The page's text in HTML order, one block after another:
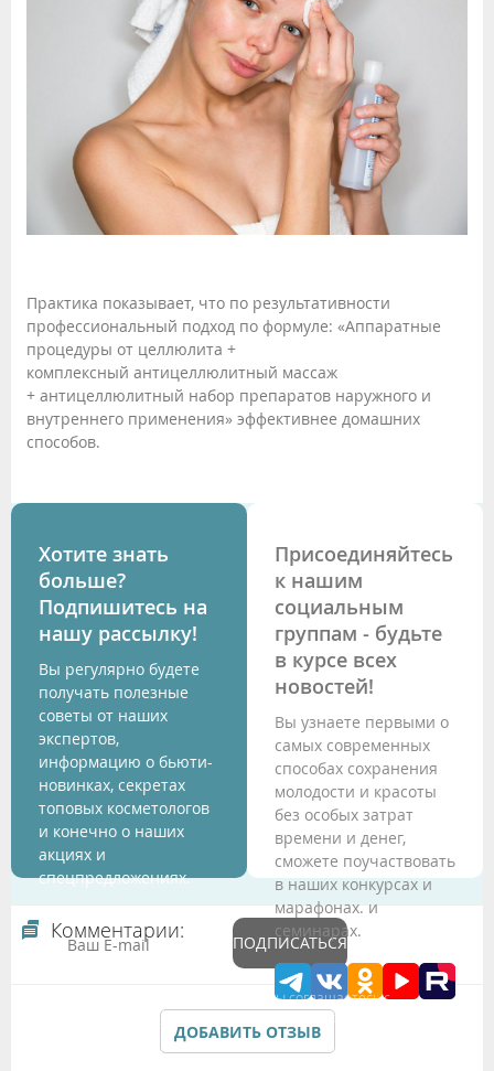
Практика показывает, что по результативности
профессиональный подход по формуле: «Аппаратные
процедуры от целлюлита +
комплексный антицеллюлитный массаж
+ антицеллюлитный набор препаратов наружного и
внутреннего применения» эффективнее домашних
способов.
Хотите знать
больше?
Подпишитесь на
нашу рассылку!
Вы регулярно будете
получать полезные
советы от наших
экспертов,
информацию о бьюти-
новинках, секретах
топовых косметологов
и конечно о наших
акциях и
спецпредложениях.
ПОДПИСАТЬСЯ
Подтверждая данные формы Вы соглашаетесь с
Политикой обработки персональных данных
Присоединяйтесь
к нашим
социальным
группам - будьте
в курсе всех
новостей!
Вы узнаете первыми о
самых современных
способах сохранения
молодости и красоты
без особых затрат
времени и денег,
сможете поучаствовать
в наших конкурсах и
марафонах. и
семинарах.
Комментарии:
ДОБАВИТЬ ОТЗЫВ